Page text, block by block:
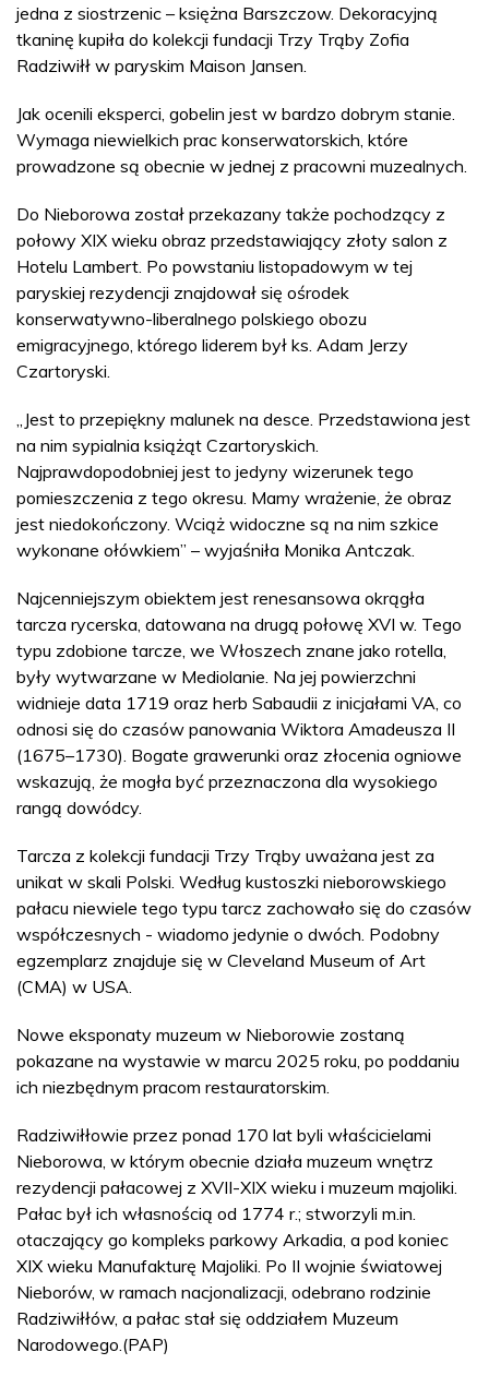
jedna z siostrzenic – księżna Barszczow. Dekoracyjną
tkaninę kupiła do kolekcji fundacji Trzy Trąby Zofia
Radziwiłł w paryskim Maison Jansen.
Jak ocenili eksperci, gobelin jest w bardzo dobrym stanie.
Wymaga niewielkich prac konserwatorskich, które
prowadzone są obecnie w jednej z pracowni muzealnych.
Do Nieborowa został przekazany także pochodzący z
połowy XIX wieku obraz przedstawiający złoty salon z
Hotelu Lambert. Po powstaniu listopadowym w tej
paryskiej rezydencji znajdował się ośrodek
konserwatywno-liberalnego polskiego obozu
emigracyjnego, którego liderem był ks. Adam Jerzy
Czartoryski.
„Jest to przepiękny malunek na desce. Przedstawiona jest
na nim sypialnia książąt Czartoryskich.
Najprawdopodobniej jest to jedyny wizerunek tego
pomieszczenia z tego okresu. Mamy wrażenie, że obraz
jest niedokończony. Wciąż widoczne są na nim szkice
wykonane ołówkiem” – wyjaśniła Monika Antczak.
Najcenniejszym obiektem jest renesansowa okrągła
tarcza rycerska, datowana na drugą połowę XVI w. Tego
typu zdobione tarcze, we Włoszech znane jako rotella,
były wytwarzane w Mediolanie. Na jej powierzchni
widnieje data 1719 oraz herb Sabaudii z inicjałami VA, co
odnosi się do czasów panowania Wiktora Amadeusza II
(1675–1730). Bogate grawerunki oraz złocenia ogniowe
wskazują, że mogła być przeznaczona dla wysokiego
rangą dowódcy.
Tarcza z kolekcji fundacji Trzy Trąby uważana jest za
unikat w skali Polski. Według kustoszki nieborowskiego
pałacu niewiele tego typu tarcz zachowało się do czasów
współczesnych - wiadomo jedynie o dwóch. Podobny
egzemplarz znajduje się w Cleveland Museum of Art
(CMA) w USA.
Nowe eksponaty muzeum w Nieborowie zostaną
pokazane na wystawie w marcu 2025 roku, po poddaniu
ich niezbędnym pracom restauratorskim.
Radziwiłłowie przez ponad 170 lat byli właścicielami
Nieborowa, w którym obecnie działa muzeum wnętrz
rezydencji pałacowej z XVII-XIX wieku i muzeum majoliki.
Pałac był ich własnością od 1774 r.; stworzyli m.in.
otaczający go kompleks parkowy Arkadia, a pod koniec
XIX wieku Manufakturę Majoliki. Po II wojnie światowej
Nieborów, w ramach nacjonalizacji, odebrano rodzinie
Radziwiłłów, a pałac stał się oddziałem Muzeum
Narodowego.(PAP)